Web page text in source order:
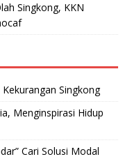
Singkong, KKN
Singkong
Menginspirasi Hidup
Cari Solusi Modal